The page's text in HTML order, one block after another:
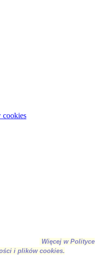
cookies
tej witryny, zgadzasz się
cookie w celu gromadzenia
oraz wyświetlania zawartości
preferencji.
Więcej w Polityce
i plików cookies.